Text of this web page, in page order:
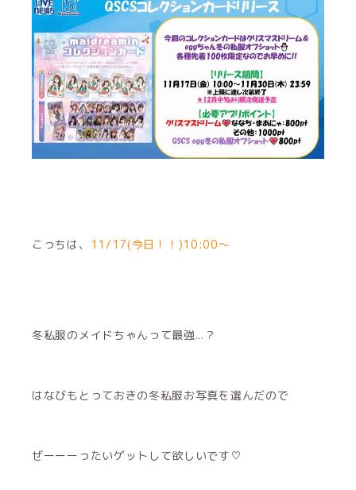
こっちは、 11/17(今日！！)10:00〜
冬私服のメイドちゃんって最強...？
はなびもとっておきの冬私服お写真を選んだので
ぜーーーったいゲットして欲しいです♡